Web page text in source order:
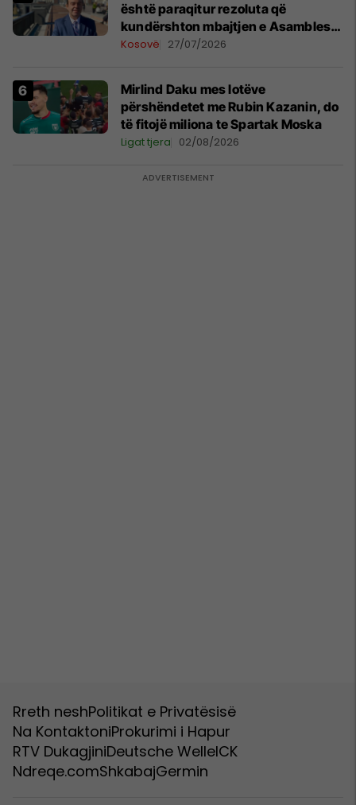
është paraqitur rezoluta që
kundërshton mbajtjen e Asamblesë
Parlamentare të OSBE-së në
Kosovë 27/07/2026
Mirlind Daku mes lotëve
përshëndetet me Rubin Kazanin, do
të fitojë miliona te Spartak Moska
Ligat tjera 02/08/2026
Rreth neshPolitikat e Privatësisë
Na KontaktoniProkurimi i Hapur
RTV DukagjiniDeutsche WelleICK
Ndreqe.comShkabajGermin